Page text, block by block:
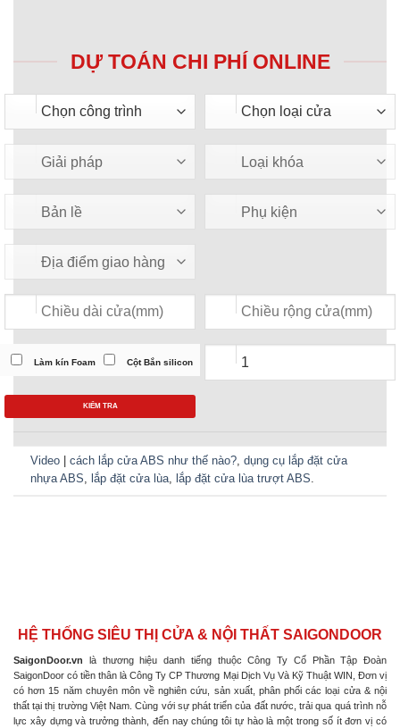
DỰ TOÁN CHI PHÍ ONLINE
Làm kín Foam Cột Bắn silicon
KIỂM TRA
Video |cách lắp cửa ABS như thế nào? ,dụng cụ lắp đặt cửa
nhựa ABS
lắp đặt cửa lùa lắp đặt cửa lùa trượt ABS
HỆ THỐNG SIÊU THỊ CỬA & NỘI THẤT SAIGONDOOR
SaigonDoor.vn là thương hiệu danh tiếng thuộc Công Ty Cổ Phần Tập Đoàn
SaigonDoor có tiền thân là Công Ty CP Thương Mại Dịch Vụ Và Kỹ Thuật WIN, Đơn vị
có hơn 15 năm chuyên môn về nghiên cứu, sản xuất, phân phối các loại cửa & nội
thất tại thị trường Việt Nam. Cùng với sự phát triển của đất nước, trải qua quá trình nỗ
lực xây dựng và trưởng thành, đến nay chúng tôi tự hào là một trong số ít đơn vị có